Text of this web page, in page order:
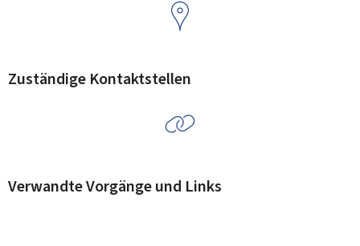
Zuständige Kontaktstellen
Verwandte Vorgänge und Links